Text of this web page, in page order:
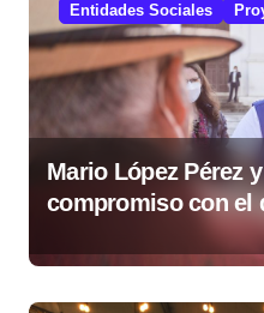
Entidades Sociales
Mario López Pérez
compromiso con el
social desde la
López Estrada